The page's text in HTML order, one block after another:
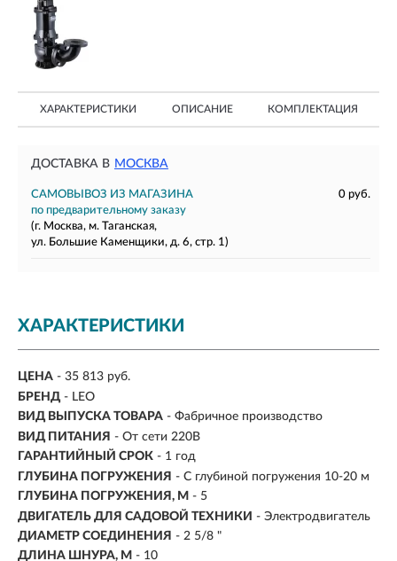
ХАРАКТЕРИСТИКИ ОПИСАНИЕ КОМПЛЕКТАЦИЯ
ДОСТАВКА В МОСКВА
САМОВЫВОЗ ИЗ МАГАЗИНА
0 руб.
по предварительному заказу
(г. Москва, м. Таганская,
ул. Большие Каменщики, д. 6, стр. 1)
ХАРАКТЕРИСТИКИ
ЦЕНА - 35 813 руб.
БРЕНД - LEO
ВИД ВЫПУСКА ТОВАРА - Фабричное производство
ВИД ПИТАНИЯ - От сети 220В
ГАРАНТИЙНЫЙ СРОК - 1 год
ГЛУБИНА ПОГРУЖЕНИЯ - С глубиной погружения 10-20 м
ГЛУБИНА ПОГРУЖЕНИЯ, М - 5
ДВИГАТЕЛЬ ДЛЯ САДОВОЙ ТЕХНИКИ - Электродвигатель
ДИАМЕТР СОЕДИНЕНИЯ - 2 5/8 "
ДЛИНА ШНУРА, М - 10